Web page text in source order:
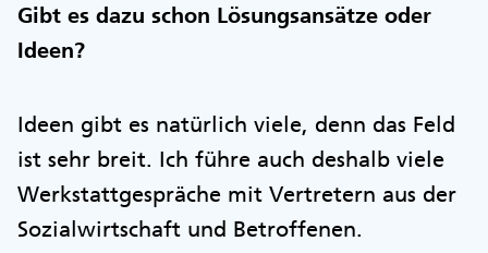
Gibt es dazu schon Lösungsansätze oder
Ideen?
Ideen gibt es natürlich viele, denn das Feld
ist sehr breit. Ich führe auch deshalb viele
Werkstattgespräche mit Vertretern aus der
Sozialwirtschaft und Betroffenen.